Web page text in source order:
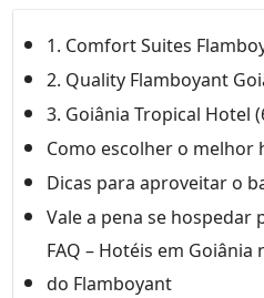
1. Comfort Suites
2. Quality Flamboyant
3. Goiânia Tropical Hotel
Como escolher o melhor
Dicas para aproveitar o
Vale a pena se hospedar
FAQ – Hotéis em Goiânia
do Flamboyant